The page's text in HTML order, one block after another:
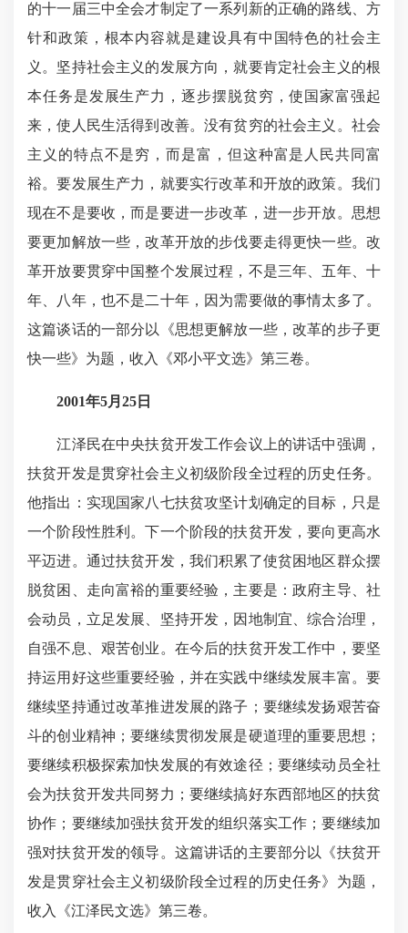
的十一届三中全会才制定了一系列新的正确的路线、方
针和政策，根本内容就是建设具有中国特色的社会主
义。坚持社会主义的发展方向，就要肯定社会主义的根
本任务是发展生产力，逐步摆脱贫穷，使国家富强起
来，使人民生活得到改善。没有贫穷的社会主义。社会
主义的特点不是穷，而是富，但这种富是人民共同富
裕。要发展生产力，就要实行改革和开放的政策。我们
现在不是要收，而是要进一步改革，进一步开放。思想
要更加解放一些，改革开放的步伐要走得更快一些。改
革开放要贯穿中国整个发展过程，不是三年、五年、十
年、八年，也不是二十年，因为需要做的事情太多了。
这篇谈话的一部分以《思想更解放一些，改革的步子更
快一些》为题，收入《邓小平文选》第三卷。
2001年5月25日
江泽民在中央扶贫开发工作会议上的讲话中强调，
扶贫开发是贯穿社会主义初级阶段全过程的历史任务。
他指出：实现国家八七扶贫攻坚计划确定的目标，只是
一个阶段性胜利。下一个阶段的扶贫开发，要向更高水
平迈进。通过扶贫开发，我们积累了使贫困地区群众摆
脱贫困、走向富裕的重要经验，主要是：政府主导、社
会动员，立足发展、坚持开发，因地制宜、综合治理，
自强不息、艰苦创业。在今后的扶贫开发工作中，要坚
持运用好这些重要经验，并在实践中继续发展丰富。要
继续坚持通过改革推进发展的路子；要继续发扬艰苦奋
斗的创业精神；要继续贯彻发展是硬道理的重要思想；
要继续积极探索加快发展的有效途径；要继续动员全社
会为扶贫开发共同努力；要继续搞好东西部地区的扶贫
协作；要继续加强扶贫开发的组织落实工作；要继续加
强对扶贫开发的领导。这篇讲话的主要部分以《扶贫开
发是贯穿社会主义初级阶段全过程的历史任务》为题，
收入《江泽民文选》第三卷。